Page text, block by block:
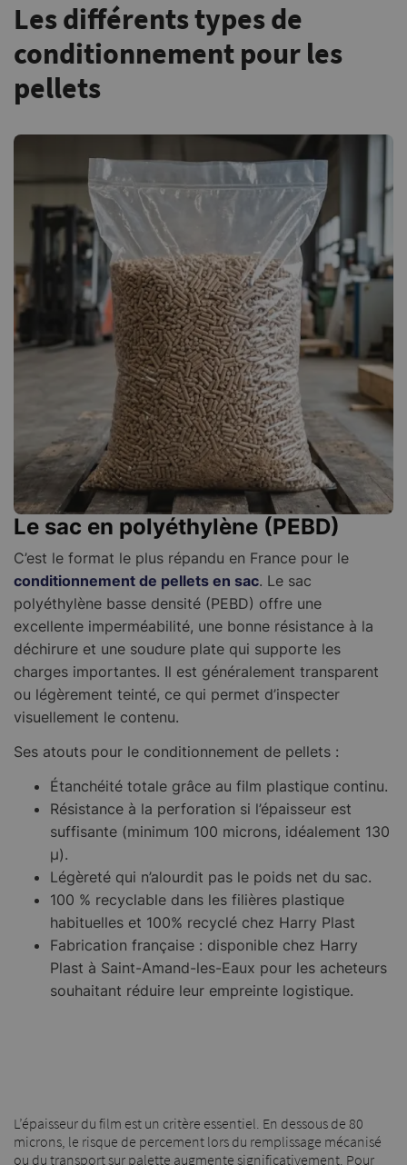
Les différents types de
conditionnement pour les
pellets
Le sac en polyéthylène (PEBD)
C’est le format le plus répandu en France pour le
conditionnement de pellets en sac. Le sac
polyéthylène basse densité (PEBD) offre une
excellente imperméabilité, une bonne résistance à la
déchirure et une soudure plate qui supporte les
charges importantes. Il est généralement transparent
ou légèrement teinté, ce qui permet d’inspecter
visuellement le contenu.
Ses atouts pour le conditionnement de pellets :
Étanchéité totale grâce au film plastique continu.
Résistance à la perforation si l’épaisseur est
suffisante (minimum 100 microns, idéalement 130
µ).
Légèreté qui n’alourdit pas le poids net du sac.
100 % recyclable dans les filières plastique
habituelles et 100% recyclé chez Harry Plast
Fabrication française : disponible chez Harry
Plast à Saint-Amand-les-Eaux pour les acheteurs
souhaitant réduire leur empreinte logistique.
L’épaisseur du film est un critère essentiel. En dessous de 80
microns, le risque de percement lors du remplissage mécanisé
ou du transport sur palette augmente significativement. Pour